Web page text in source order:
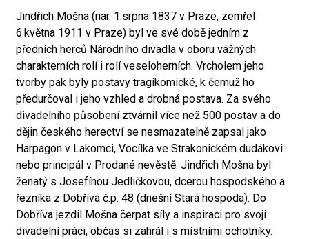
Jindřich Mošna (nar. 1.srpna 1837 v Praze, zemřel
6.května 1911 v Praze) byl ve své době jedním z
předních herců Národního divadla v oboru vážných
charakterních rolí i rolí veseloherních. Vrcholem jeho
tvorby pak byly postavy tragikomické, k čemuž ho
předurčoval i jeho vzhled a drobná postava. Za svého
divadelního působení ztvárnil více než 500 postav a do
dějin českého herectví se nesmazatelně zapsal jako
Harpagon v Lakomci, Vocílka ve Strakonickém dudákovi
nebo principál v Prodané nevěstě. Jindřich Mošna byl
ženatý s Josefínou Jedličkovou, dcerou hospodského a
řezníka z Dobříva č.p. 48 (dnešní Stará hospoda). Do
Dobříva jezdil Mošna čerpat síly a inspiraci pro svoji
divadelní práci, občas si zahrál i s místními ochotníky.